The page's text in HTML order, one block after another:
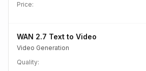
Price:
WAN 2.7 Text to Video
Video Generation
Quality: